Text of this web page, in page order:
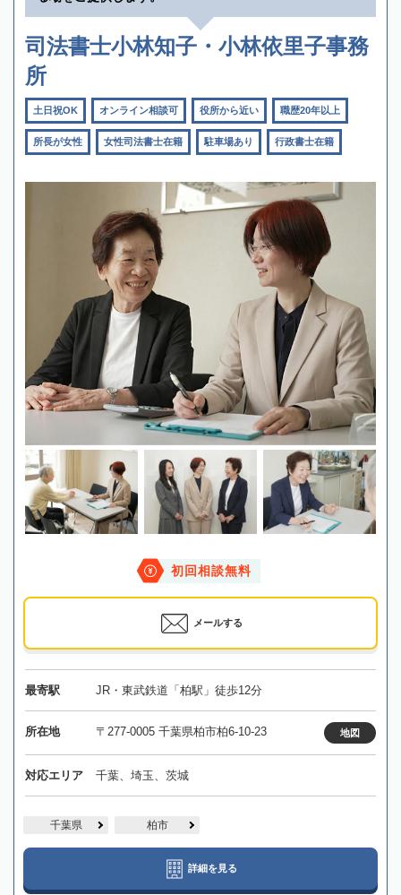
司法書士小林知子・小林依里子事務
所
土日祝OK オンライン相談可 役所から近い 職歴20年以上
所長が女性 女性司法書士在籍 駐車場あり 行政書士在籍
初回相談無料
メールする
最寄駅 JR・東武鉄道「柏駅」徒歩12分
所在地 〒277-0005 千葉県柏市柏6-10-23 地図
対応エリア 千葉、埼玉、茨城
千葉県 柏市
詳細を見る